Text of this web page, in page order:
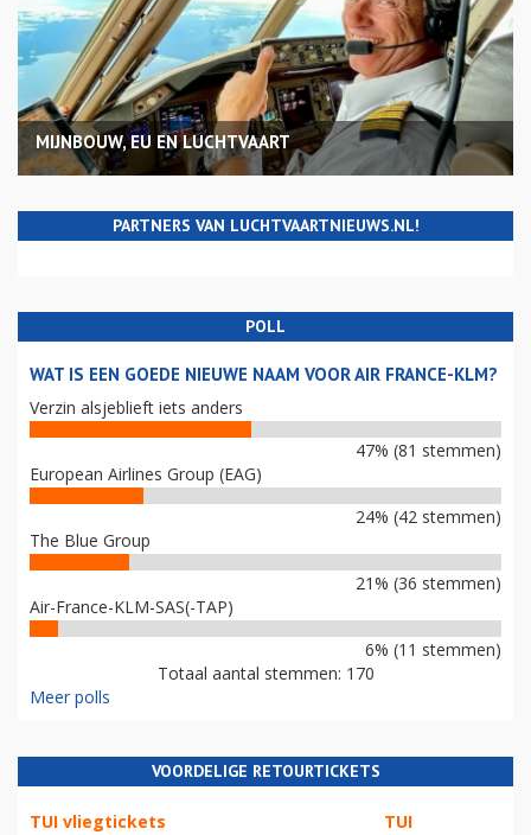
MIJNBOUW, EU EN LUCHTVAART
PARTNERS VAN LUCHTVAARTNIEUWS.NL!
POLL
WAT IS EEN GOEDE NIEUWE NAAM VOOR AIR FRANCE-KLM?
Verzin alsjeblieft iets anders
47% (81 stemmen)
European Airlines Group (EAG)
24% (42 stemmen)
The Blue Group
21% (36 stemmen)
Air-France-KLM-SAS(-TAP)
6% (11 stemmen)
Totaal aantal stemmen: 170
Meer polls
VOORDELIGE RETOURTICKETS
TUI vliegtickets TUI